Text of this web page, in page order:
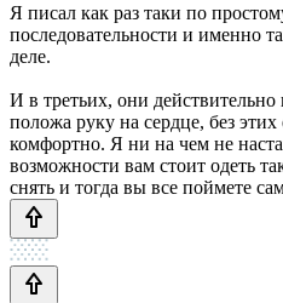
Я писал как раз таки по
последовательности и именно
деле.
И в третьих, они
положа руку на сердце, без
комфортно. Я ни на чем не
возможности вам стоит одеть
снять и тогда вы все поймете